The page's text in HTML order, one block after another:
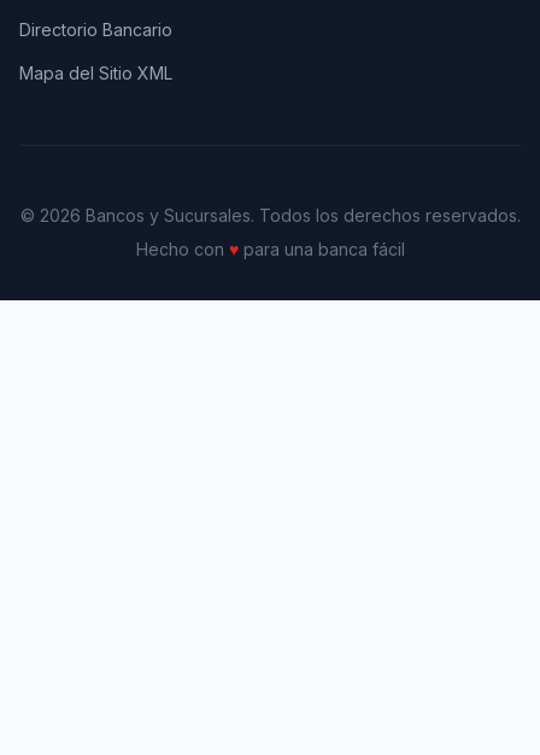
Directorio Bancario
Mapa del Sitio XML
© 2026 Bancos y Sucursales. Todos los derechos reservados.
Hecho con ♥para una banca fácil